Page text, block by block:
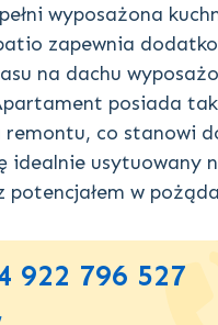
wyposażona
zapewnia
na dachu
posiada
co stanowi
idealnie
potencjałem w
922 796 527